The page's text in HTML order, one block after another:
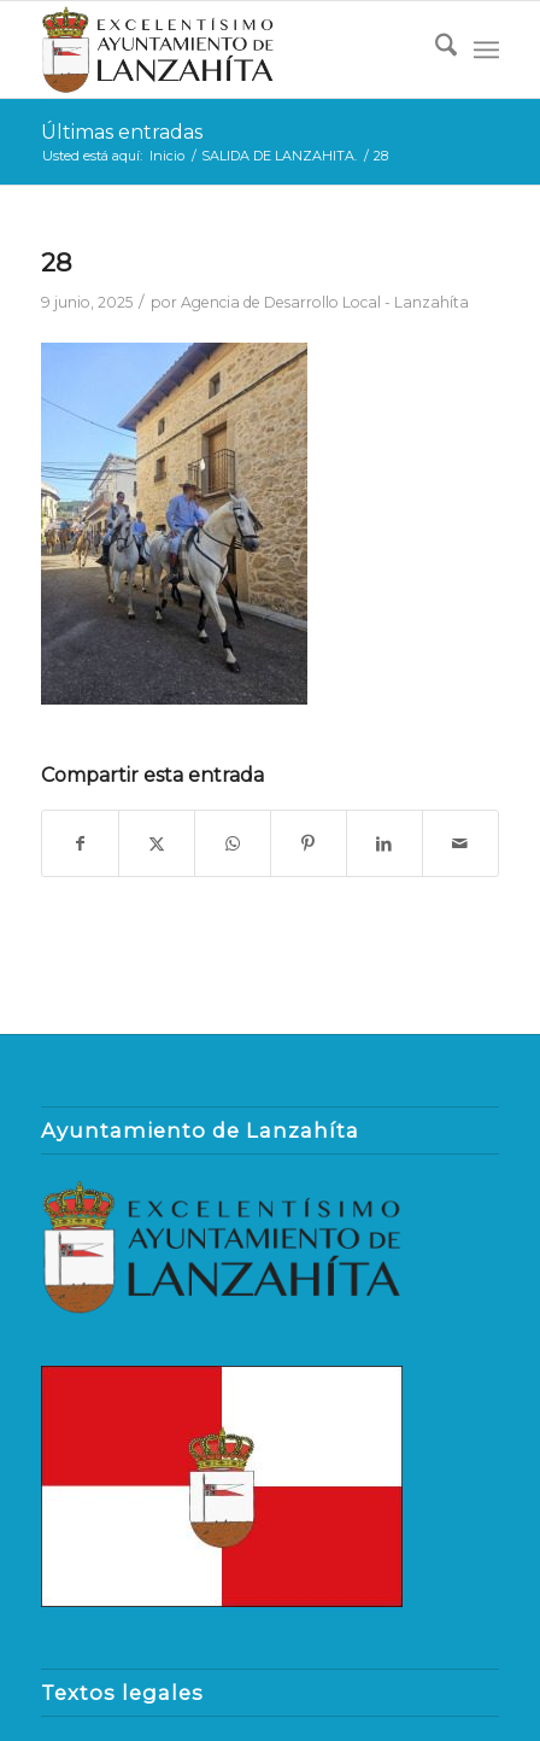
Últimas entradas
Usted está aquí: Inicio / SALIDA DE LANZAHITA. / 28
28
9 junio, 2025 / por Agencia de Desarrollo Local - Lanzahíta
Compartir esta entrada
Ayuntamiento de Lanzahíta
Textos legales